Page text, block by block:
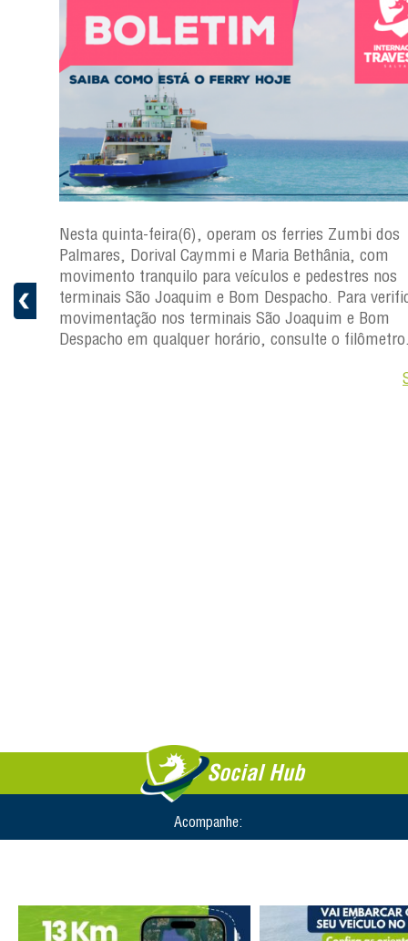
Nesta quinta-feira(6), operam os ferries Zumbi dos
Palmares, Dorival Caymmi e Maria Bethânia, com
movimento tranquilo para veículos e pedestres nos
terminais São Joaquim e Bom Despacho. Para
movimentação nos terminais São Joaquim e Bom
Despacho em qualquer horário, consulte o
Social Hub
Acompanhe: